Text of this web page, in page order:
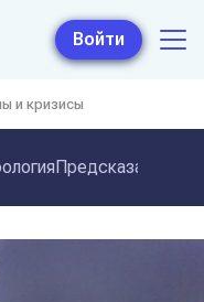
Войти
и кризисы